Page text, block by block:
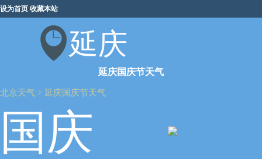
设为首页 收藏本站
延庆
延庆国庆节天气
北京天气 > 延庆国庆节天气
国庆